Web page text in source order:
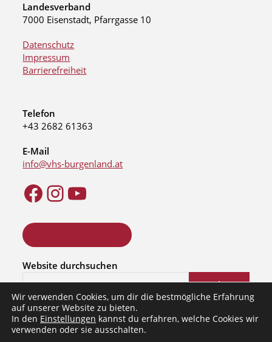
Landesverband
7000 Eisenstadt, Pfarrgasse 10
Datenschutz
Impressum
Barrierefreiheit
Telefon
+43 2682 61363
E-Mail
info@vhs-burgenland.at
Website durchsuchen
Suchen
Wir verwenden Cookies, um dir die bestmögliche Erfahrung
auf unserer Website zu bieten.
In den Einstellungen kannst du erfahren, welche Cookies wir
verwenden oder sie ausschalten.